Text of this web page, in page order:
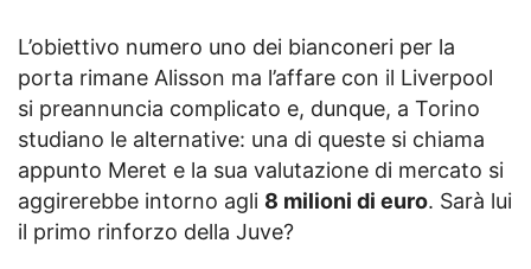
L’obiettivo numero uno dei bianconeri per la
porta rimane Alisson ma l’affare con il Liverpool
si preannuncia complicato e, dunque, a Torino
studiano le alternative: una di queste si chiama
appunto Meret e la sua valutazione di mercato si
aggirerebbe intorno agli 8 milioni di euro. Sarà lui
il primo rinforzo della Juve?